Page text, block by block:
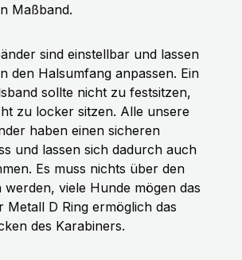
Maßband.
sind einstellbar und lassen
den Halsumfang anpassen. Ein
sollte nicht zu festsitzen,
zu locker sitzen. Alle unsere
haben einen sicheren
und lassen sich dadurch auch
Es muss nichts über den
werden, viele Hunde mögen das
Metall D Ring ermöglich das
des Karabiners.